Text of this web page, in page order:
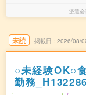
派遣会
未読 掲載日 2026/08/
○未経験OK○
勤務_H132286